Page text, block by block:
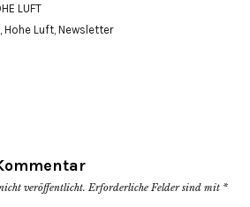
(Wird
in
neuem
LUFT
Hohe Luft Newsletter
veröffentlicht. Erforderliche Felder sind mit *